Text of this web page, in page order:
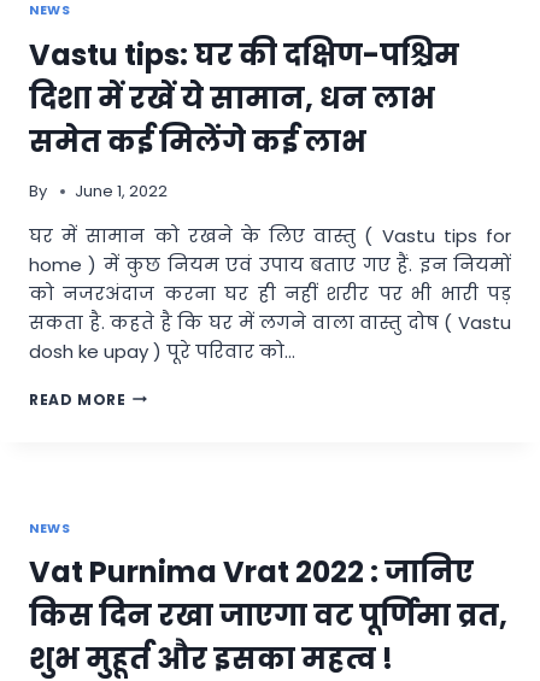
तरह
करें
भगवान
श्रीराम
और
माता
की
वैवाहिक
जीवन
होगा
सुखमय
NEWS
Vastu tips: घर की दक्षिण-पश्चिम
दिशा में रखें ये सामान, धन लाभ
समेत कई मिलेंगे कई लाभ
By June 1, 2022
घर में सामान को रखने के लिए वास्तु ( Vastu tips for
home ) में कुछ नियम एवं उपाय बताए गए हैं. इन नियमों
को नजरअंदाज करना घर ही नहीं शरीर पर भी भारी पड़
सकता है. कहते है कि घर में लगने वाला वास्तु दोष ( Vastu
dosh ke upay ) पूरे परिवार को…
READ MORE VASTU
रखें
ये
सामान,
धन
लाभ
NEWS
Vat Purnima Vrat 2022 : जानिए
किस दिन रखा जाएगा वट पूर्णिमा व्रत,
शुभ मुहूर्त और इसका महत्व !